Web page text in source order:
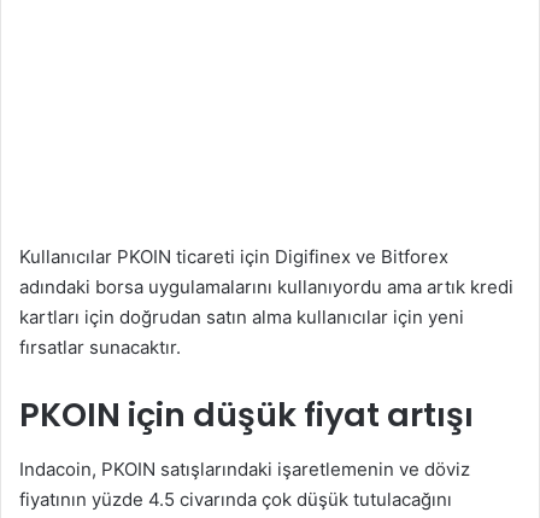
Kullanıcılar PKOIN ticareti için Digifinex ve Bitforex
adındaki borsa uygulamalarını kullanıyordu ama artık kredi
kartları için doğrudan satın alma kullanıcılar için yeni
fırsatlar sunacaktır.
PKOIN için düşük fiyat artışı
Indacoin, PKOIN satışlarındaki işaretlemenin ve döviz
fiyatının yüzde 4.5 civarında çok düşük tutulacağını